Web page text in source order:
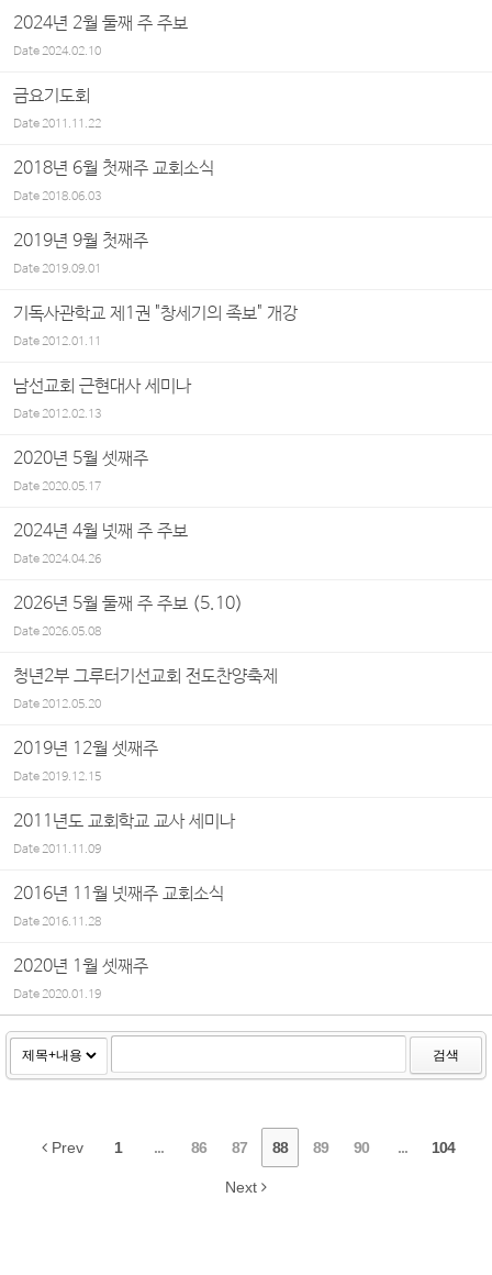
2024년 2월 둘째 주 주보
Date2024.02.10
금요기도회
Date2011.11.22
2018년 6월 첫째주 교회소식
Date2018.06.03
2019년 9월 첫째주
Date2019.09.01
기독사관학교 제1권 "창세기의 족보" 개강
Date2012.01.11
남선교회 근현대사 세미나
Date2012.02.13
2020년 5월 셋째주
Date2020.05.17
2024년 4월 넷째 주 주보
Date2024.04.26
2026년 5월 둘째 주 주보 (5.10)
Date2026.05.08
청년2부 그루터기선교회 전도찬양축제
Date2012.05.20
2019년 12월 셋째주
Date2019.12.15
2011년도 교회학교 교사 세미나
Date2011.11.09
2016년 11월 넷째주 교회소식
Date2016.11.28
2020년 1월 셋째주
Date2020.01.19
검색
Prev 1 ... 86 87 88 89 90 ... 104
Next